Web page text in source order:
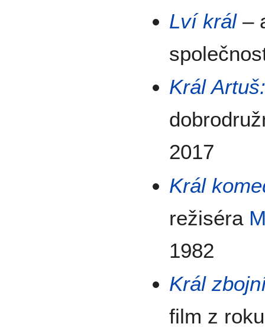
Lví král–
Král
2017
Král
režiséra
1982
Král
film z